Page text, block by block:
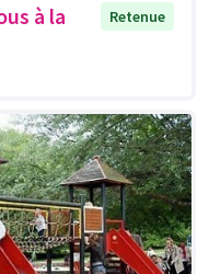
à la
Retenue